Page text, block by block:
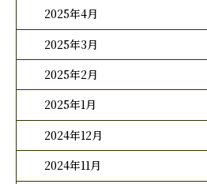
2025年4月
2025年3月
2025年2月
2025年1月
2024年12月
2024年11月